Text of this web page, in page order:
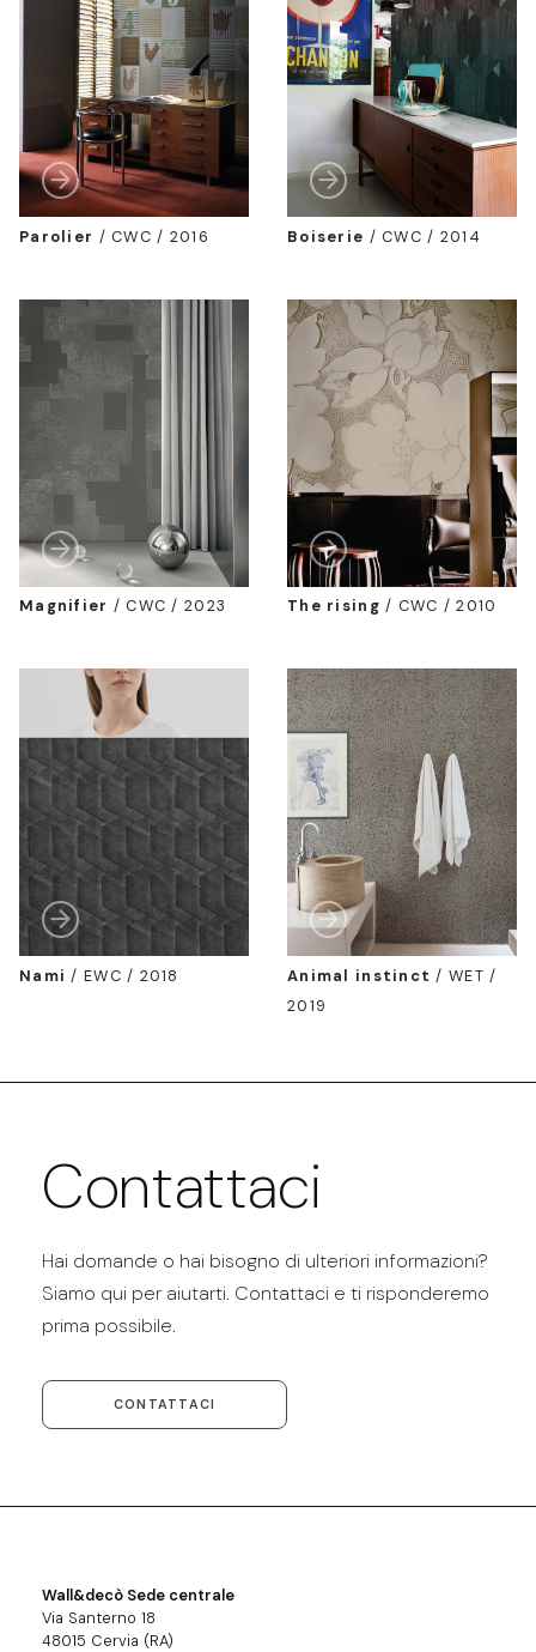
Parolier /CWC / 2016 Boiserie /CWC / 2014
Magnifier /CWC / 2023 The rising / CWC / 2010
Nami / EWC / 2018 Animal instinct /WET /
2019
Contattaci
Hai domande o hai bisogno di ulteriori informazioni?
Siamo qui per aiutarti. Contattaci e ti risponderemo
prima possibile.
CONTATTACI
Wall&decò Sede centrale
Via Santerno 18
48015 Cervia (RA)